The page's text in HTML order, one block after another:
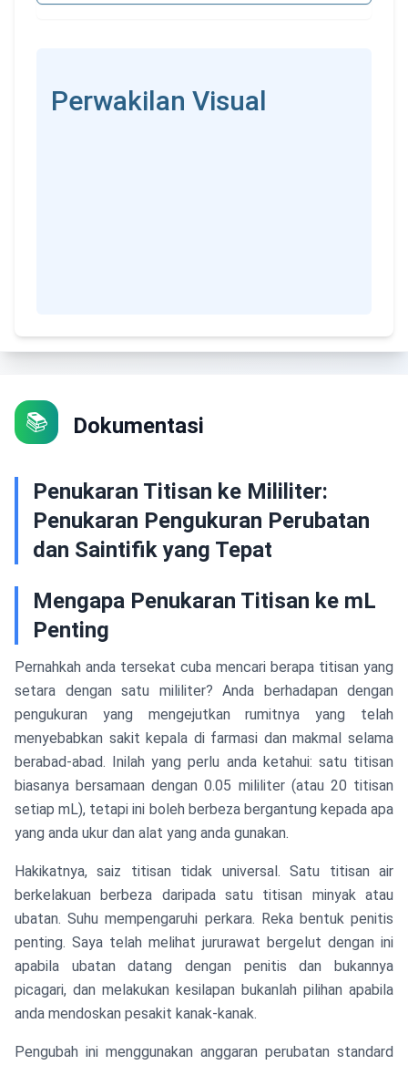
Perwakilan Visual
📚 Dokumentasi
Penukaran Titisan ke Mililiter:
Penukaran Pengukuran Perubatan
dan Saintifik yang Tepat
Mengapa Penukaran Titisan ke mL
Penting
Pernahkah anda tersekat cuba mencari berapa titisan yang
setara dengan satu mililiter? Anda berhadapan dengan
pengukuran yang mengejutkan rumitnya yang telah
menyebabkan sakit kepala di farmasi dan makmal selama
berabad-abad. Inilah yang perlu anda ketahui: satu titisan
biasanya bersamaan dengan 0.05 mililiter (atau 20 titisan
setiap mL), tetapi ini boleh berbeza bergantung kepada apa
yang anda ukur dan alat yang anda gunakan.
Hakikatnya, saiz titisan tidak universal. Satu titisan air
berkelakuan berbeza daripada satu titisan minyak atau
ubatan. Suhu mempengaruhi perkara. Reka bentuk penitis
penting. Saya telah melihat jururawat bergelut dengan ini
apabila ubatan datang dengan penitis dan bukannya
picagari, dan melakukan kesilapan bukanlah pilihan apabila
anda mendoskan pesakit kanak-kanak.
Pengubah ini menggunakan anggaran perubatan standard